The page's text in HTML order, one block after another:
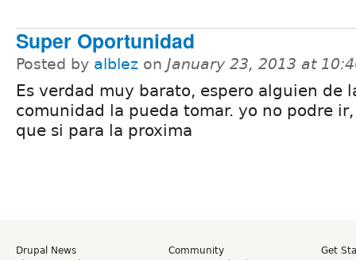
Super Oportunidad
Posted by alblez on January 23, 2013 at
Es verdad muy barato, espero alguien de
comunidad la pueda tomar. yo no podre
que si para la proxima
Drupal News
Community
Get